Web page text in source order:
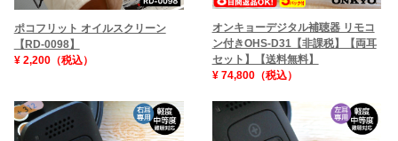
ポコフリット オイルスクリーン
【RD-0098】
¥ 2,200（税込）
オンキョーデジタル補聴器 リモコ
ン付きOHS-D31【非課税】【両耳
セット】【送料無料】
¥ 74,800（税込）